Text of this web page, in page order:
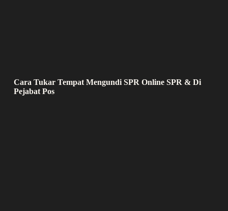
Cara Tukar Tempat Mengundi SPR Online SPR & Di
Pejabat Pos